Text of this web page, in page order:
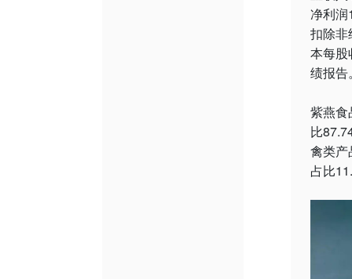
净利润
扣除非
本每股
绩报告
紫燕食
比
禽类产
占比